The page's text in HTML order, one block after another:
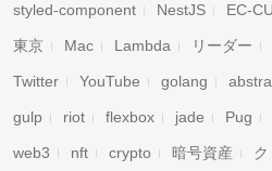
styled-component NestJS EC-
東京 Mac Lambda リーダー
Twitter YouTube golang
gulp riot flexbox jade Pug
web3 nft crypto 暗号資産 ク